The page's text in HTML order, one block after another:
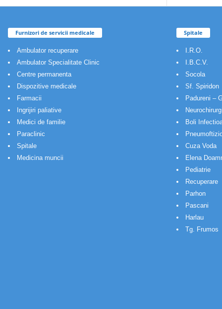
Furnizori de servicii medicale
Ambulator recuperare
Ambulator Specialitate Clinic
Centre permanenta
Dispozitive medicale
Farmacii
Ingrijiri paliative
Medici de familie
Paraclinic
Spitale
Medicina muncii
Spitale
I.R.O.
I.B.C.V.
Socola
Sf. Spiridon
Padureni –
Boli
Cuza Voda
Elena
Pediatrie
Recuperare
Parhon
Pascani
Harlau
Tg. Frumos